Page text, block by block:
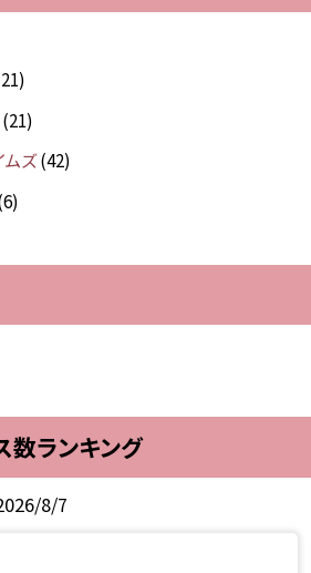
(21)
ムズ (42)
数ランキング
8/7